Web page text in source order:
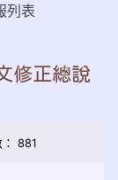
列表
修正總說
881